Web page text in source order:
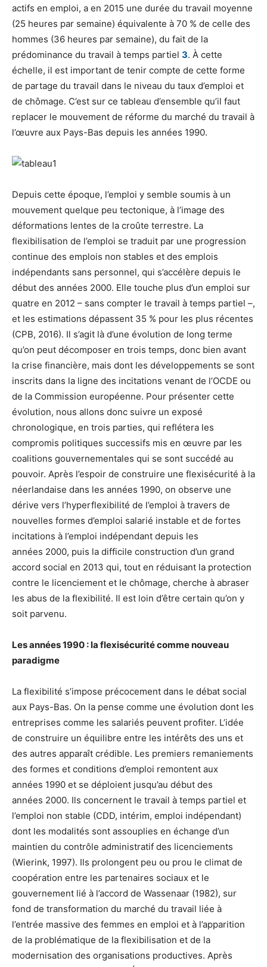
actifs en emploi, a en 2015 une durée du travail moyenne
(25 heures par semaine) équivalente à 70 % de celle des
hommes (36 heures par semaine), du fait de la
prédominance du travail à temps partiel 3. À cette
échelle, il est important de tenir compte de cette forme
de partage du travail dans le niveau du taux d’emploi et
de chômage. C’est sur ce tableau d’ensemble qu’il faut
replacer le mouvement de réforme du marché du travail à
l’œuvre aux Pays-Bas depuis les années 1990.
Depuis cette époque, l’emploi y semble soumis à un
mouvement quelque peu tectonique, à l’image des
déformations lentes de la croûte terrestre. La
flexibilisation de l’emploi se traduit par une progression
continue des emplois non stables et des emplois
indépendants sans personnel, qui s’accélère depuis le
début des années 2000. Elle touche plus d’un emploi sur
quatre en 2012 – sans compter le travail à temps partiel –,
et les estimations dépassent 35 % pour les plus récentes
(CPB, 2016). Il s’agit là d’une évolution de long terme
qu’on peut décomposer en trois temps, donc bien avant
la crise financière, mais dont les développements se sont
inscrits dans la ligne des incitations venant de l’OCDE ou
de la Commission européenne. Pour présenter cette
évolution, nous allons donc suivre un exposé
chronologique, en trois parties, qui reflétera les
compromis politiques successifs mis en œuvre par les
coalitions gouvernementales qui se sont succédé au
pouvoir. Après l’espoir de construire une flexisécurité à la
néerlandaise dans les années 1990, on observe une
dérive vers l’hyperflexibilité de l’emploi à travers de
nouvelles formes d’emploi salarié instable et de fortes
incitations à l’emploi indépendant depuis les
années 2000, puis la difficile construction d’un grand
accord social en 2013 qui, tout en réduisant la protection
contre le licenciement et le chômage, cherche à abraser
les abus de la flexibilité. Il est loin d’être certain qu’on y
soit parvenu.
Les années 1990 : la flexisécurité comme nouveau
paradigme
La flexibilité s’impose précocement dans le débat social
aux Pays-Bas. On la pense comme une évolution dont les
entreprises comme les salariés peuvent profiter. L’idée
de construire un équilibre entre les intérêts des uns et
des autres apparaît crédible. Les premiers remaniements
des formes et conditions d’emploi remontent aux
années 1990 et se déploient jusqu’au début des
années 2000. Ils concernent le travail à temps partiel et
l’emploi non stable (CDD, intérim, emploi indépendant)
dont les modalités sont assouplies en échange d’un
maintien du contrôle administratif des licenciements
(Wierink, 1997). Ils prolongent peu ou prou le climat de
coopération entre les partenaires sociaux et le
gouvernement lié à l’accord de Wassenaar (1982), sur
fond de transformation du marché du travail liée à
l’entrée massive des femmes en emploi et à l’apparition
de la problématique de la flexibilisation et de la
modernisation des organisations productives. Après